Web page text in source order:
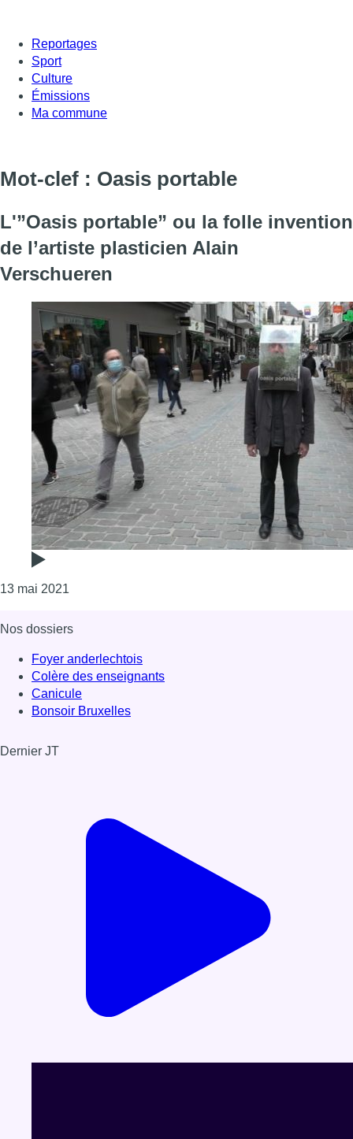
Reportages
Sport
Culture
Émissions
Ma commune
Mot-clef : Oasis portable
L'”Oasis portable” ou la folle invention
de l’artiste plasticien Alain
Verschueren
13 mai 2021
Nos dossiers
Foyer anderlechtois
Colère des enseignants
Canicule
Bonsoir Bruxelles
Dernier JT